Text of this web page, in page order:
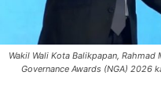
Wakil Wali Kota Balikpapan,
Governance Awards (NGA) 2026